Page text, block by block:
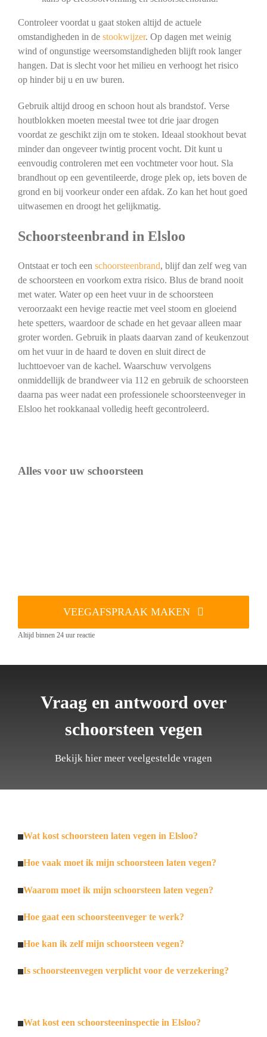
Controleer voordat u gaat stoken altijd de actuele
omstandigheden in de stookwijzer. Op dagen met weinig
wind of ongunstige weersomstandigheden blijft rook langer
hangen. Dat is slecht voor het milieu en verhoogt het risico
op hinder bij u en uw buren.
Gebruik altijd droog en schoon hout als brandstof. Verse
houtblokken moeten meestal twee tot drie jaar drogen
voordat ze geschikt zijn om te stoken. Ideaal stookhout bevat
minder dan ongeveer twintig procent vocht. Dit kunt u
eenvoudig controleren met een vochtmeter voor hout. Sla
brandhout op een geventileerde, droge plek op, iets boven de
grond en bij voorkeur onder een afdak. Zo kan het hout goed
uitwasemen en droogt het gelijkmatig.
Schoorsteenbrand in Elsloo
Ontstaat er toch een schoorsteenbrand, blijf dan zelf weg van
de schoorsteen en voorkom extra risico. Blus de brand nooit
met water. Water op een heet vuur in de schoorsteen
veroorzaakt een hevige reactie met veel stoom en gloeiend
hete spetters, waardoor de schade en het gevaar alleen maar
groter worden. Gebruik in plaats daarvan zand of keukenzout
om het vuur in de haard te doven en sluit direct de
luchttoevoer van de kachel. Waarschuw vervolgens
onmiddellijk de brandweer via 112 en gebruik de schoorsteen
daarna pas weer nadat een professionele schoorsteenveger in
Elsloo het rookkanaal volledig heeft gecontroleerd.
Alles voor uw schoorsteen
VEEGAFSPRAAK MAKEN
Altijd binnen 24 uur reactie
Vraag en antwoord over
schoorsteen vegen
Bekijk hier meer veelgestelde vragen
Wat kost schoorsteen laten vegen in Elsloo?
Hoe vaak moet ik mijn schoorsteen laten vegen?
Waarom moet ik mijn schoorsteen laten vegen?
Hoe gaat een schoorsteenveger te werk?
Hoe kan ik zelf mijn schoorsteen vegen?
Is schoorsteenvegen verplicht voor de verzekering?
Wat kost een schoorsteeninspectie in Elsloo?